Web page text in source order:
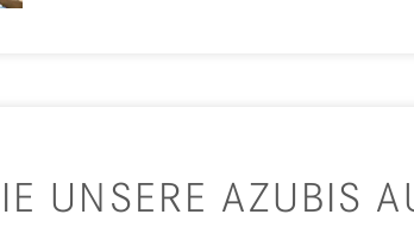
UNSERE AZUBIS